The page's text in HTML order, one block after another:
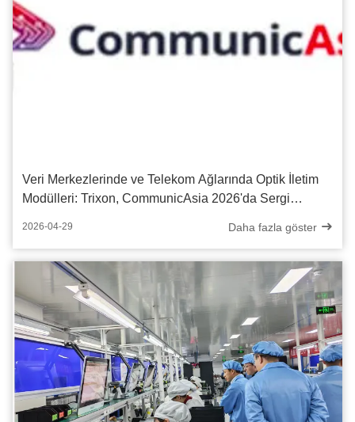
Veri Merkezlerinde ve Telekom Ağlarında Optik İletim
Modülleri: Trixon, CommunicAsia 2026'da Sergi
2026-04-29 Daha fazla göster